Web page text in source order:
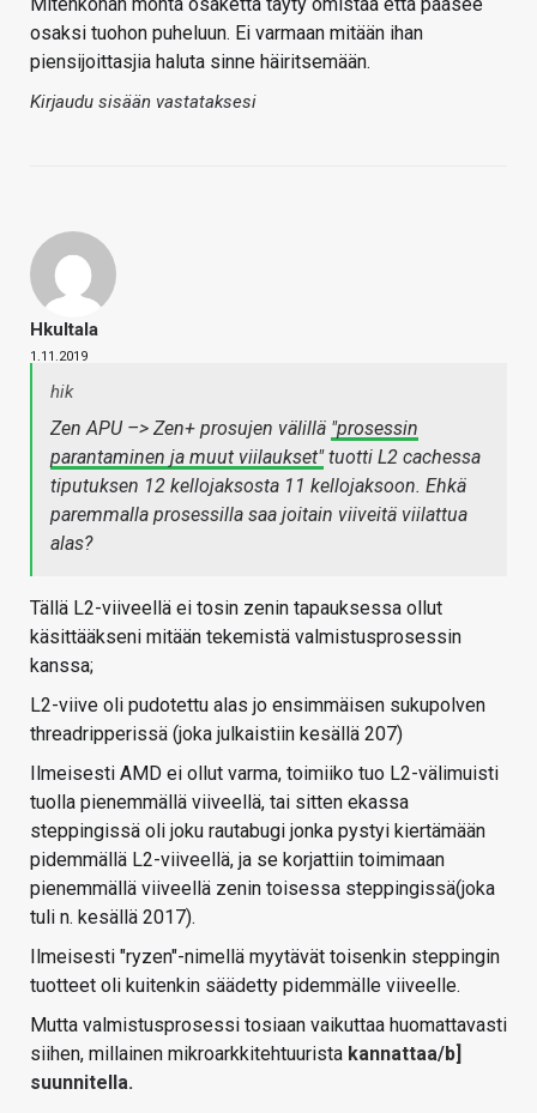
Mitenköhän monta osaketta täyty omistaa että pääsee
osaksi tuohon puheluun. Ei varmaan mitään ihan
piensijoittasjia haluta sinne häiritsemään.
Kirjaudu sisään vastataksesi
Hkultala
1.11.2019
hik
Zen APU –> Zen+ prosujen välillä "prosessin
parantaminen ja muut viilaukset"tuotti L2 cachessa
tiputuksen 12 kellojaksosta 11 kellojaksoon. Ehkä
paremmalla prosessilla saa joitain viiveitä viilattua
alas?
Tällä L2-viiveellä ei tosin zenin tapauksessa ollut
käsittääkseni mitään tekemistä valmistusprosessin
kanssa;
L2-viive oli pudotettu alas jo ensimmäisen sukupolven
threadripperissä (joka julkaistiin kesällä 207)
Ilmeisesti AMD ei ollut varma, toimiiko tuo L2-välimuisti
tuolla pienemmällä viiveellä, tai sitten ekassa
steppingissä oli joku rautabugi jonka pystyi kiertämään
pidemmällä L2-viiveellä, ja se korjattiin toimimaan
pienemmällä viiveellä zenin toisessa steppingissä(joka
tuli n. kesällä 2017).
Ilmeisesti "ryzen"-nimellä myytävät toisenkin steppingin
tuotteet oli kuitenkin säädetty pidemmälle viiveelle.
Mutta valmistusprosessi tosiaan vaikuttaa huomattavasti
siihen, millainen mikroarkkitehtuurista kannattaa/b]
suunnitella.